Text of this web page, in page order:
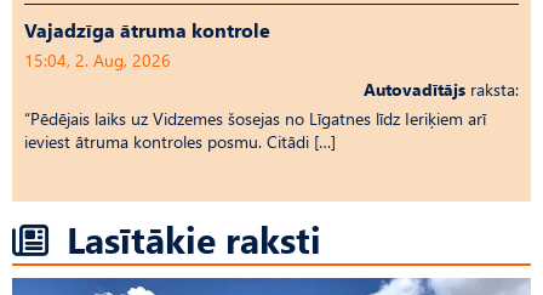
Vajadzīga ātruma kontrole
15:04, 2. Aug, 2026
Autovadītājs raksta:
“Pēdējais laiks uz Vid­ze­mes šosejas no Līgatnes līdz Ieriķiem arī
ieviest ātruma kontroles posmu. Citādi […]
Lasītākie raksti